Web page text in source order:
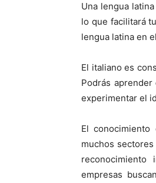
Una lengua
lo que facilitará
lengua latina en
El italiano es
Podrás aprender
experimentar el
El
muchos
reconocimiento
empresas